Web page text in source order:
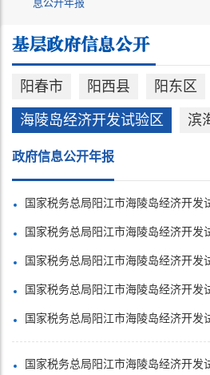
息公开年报
阳春市 阳西县 阳东区
海陵岛经济开发试验区 滨
政府信息公开年报
国家税务总局阳江市海陵岛经济开发试验区税务局2025年政府信
国家税务总局阳江市海陵岛经济开发试验区税务局2024年政府信
国家税务总局阳江市海陵岛经济开发试验区税务局2023年政府信
国家税务总局阳江市海陵岛经济开发试验区税务局2022年政府信
国家税务总局阳江市海陵岛经济开发试验区税务局2021年政府信
国家税务总局阳江市海陵岛经济开发试验区税务局2020年政府信